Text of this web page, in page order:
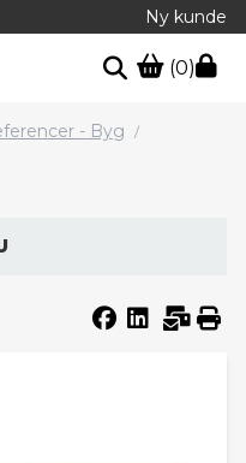
Ny kunde
(0)
- Byg /